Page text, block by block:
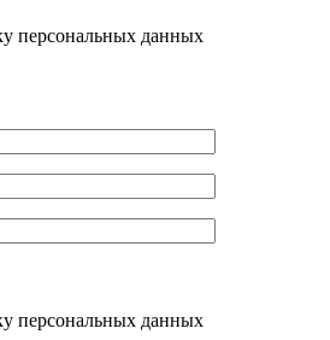
персональных данных
персональных данных